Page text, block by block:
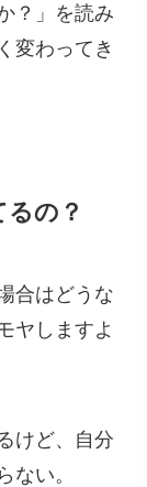
？」を読み
変わってき
の？
合はどうな
ヤしますよ
けど、自分
ない。